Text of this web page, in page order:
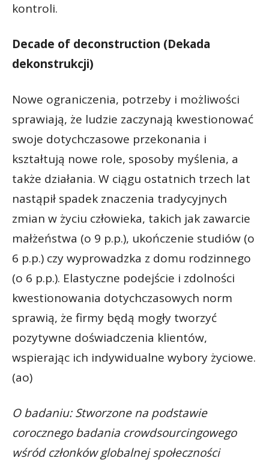
kontroli.
Decade of deconstruction (Dekada
dekonstrukcji)
Nowe ograniczenia, potrzeby i możliwości
sprawiają, że ludzie zaczynają kwestionować
swoje dotychczasowe przekonania i
kształtują nowe role, sposoby myślenia, a
także działania. W ciągu ostatnich trzech lat
nastąpił spadek znaczenia tradycyjnych
zmian w życiu człowieka, takich jak zawarcie
małżeństwa (o 9 p.p.), ukończenie studiów (o
6 p.p.) czy wyprowadzka z domu rodzinnego
(o 6 p.p.). Elastyczne podejście i zdolności
kwestionowania dotychczasowych norm
sprawią, że firmy będą mogły tworzyć
pozytywne doświadczenia klientów,
wspierając ich indywidualne wybory życiowe.
(ao)
O badaniu: Stworzone na podstawie
corocznego badania crowdsourcingowego
wśród członków globalnej społeczności